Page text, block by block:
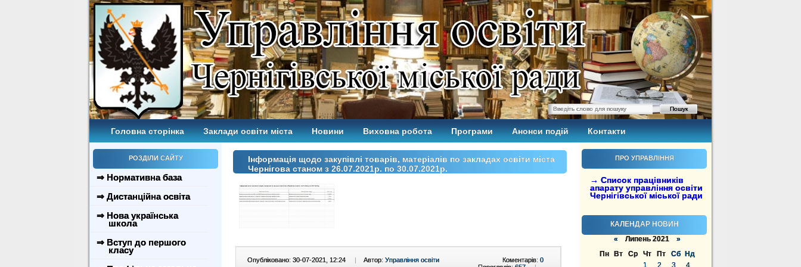
Головна сторінка Заклади освіти міста Новини Виховна робота Програми Анонси подій Контакти
РОЗДІЛИ САЙТУ
⇒ Нормативна база
⇒ Дистанційна освіта
⇒ Нова українська
школа
⇒ Вступ до першого
класу
ПРО УПРАВЛІННЯ
→ Список працівників
апарату управління освіти
Чернігівської міської ради
КАЛЕНДАР НОВИН
« Липень 2021 »
Пн
Вт Ср Чт Пт Сб
Нд
1
2 3
4
Інформація щодо закупівлі товарів, матеріалів по закладах освіти міста
Чернігова станом з 26.07.2021р. по 30.07.2021р.
Опубліковано: 30-07-2021, 12:24 | Автор: Управління освіти Коментарів: 0